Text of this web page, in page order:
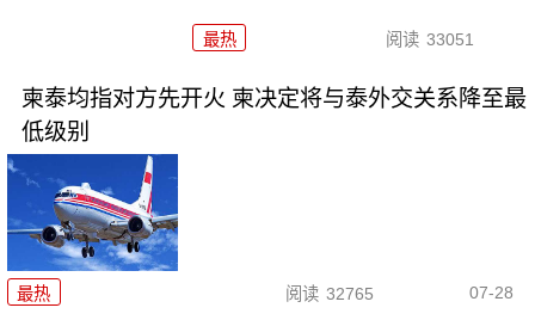
最热 阅读 33051
柬泰均指对方先开火 柬决定将与泰外交关系降至最
低级别
最热 阅读 32765 07-28